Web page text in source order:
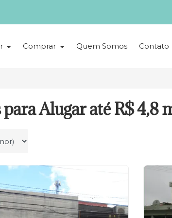
Comprar Quem Somos Contato
Alugar até R$ 4,8